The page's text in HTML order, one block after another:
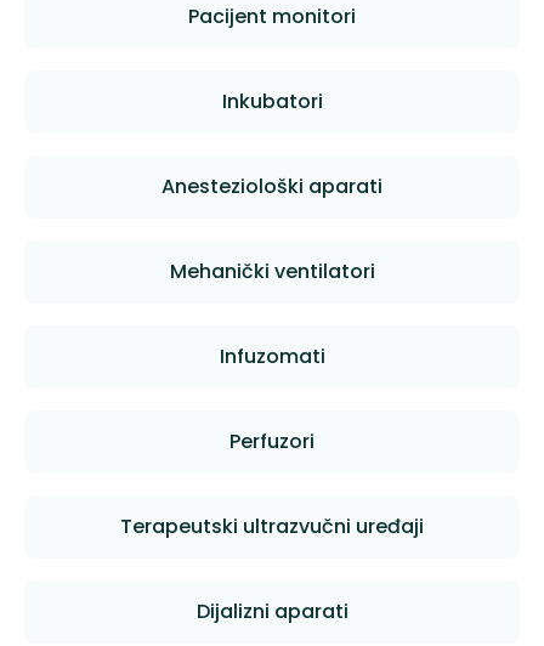
Pacijent monitori
Inkubatori
Anesteziološki aparati
Mehanički ventilatori
Infuzomati
Perfuzori
Terapeutski ultrazvučni uređaji
Dijalizni aparati